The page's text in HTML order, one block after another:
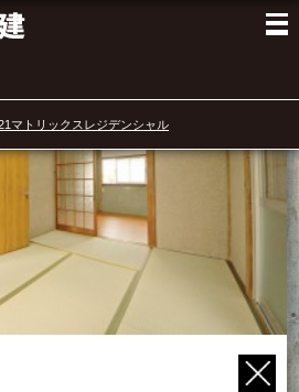
マトリックスレジデンシャル